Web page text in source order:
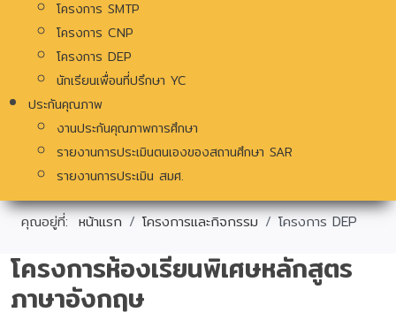
โครงการ SMTP
โครงการ CNP
โครงการ DEP
นักเรียนเพื่อนที่ปรึกษา YC
ประกันคุณภาพ
งานประกันคุณภาพการศึกษา
รายงานการประเมินตนเองของสถานศึกษา SAR
รายงานการประเมิน สมศ.
คุณอยู่ที่: หน้าแรก โครงการและกิจกรรม โครงการ DEP
โครงการห้องเรียนพิเศษหลักสูตร
ภาษาอังกฤษ